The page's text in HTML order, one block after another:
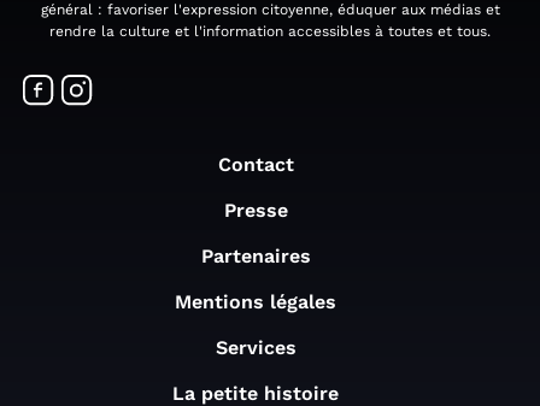
général : favoriser l'expression citoyenne, éduquer aux médias et
rendre la culture et l'information accessibles à toutes et tous.
Contact
Presse
Partenaires
Mentions légales
Services
La petite histoire